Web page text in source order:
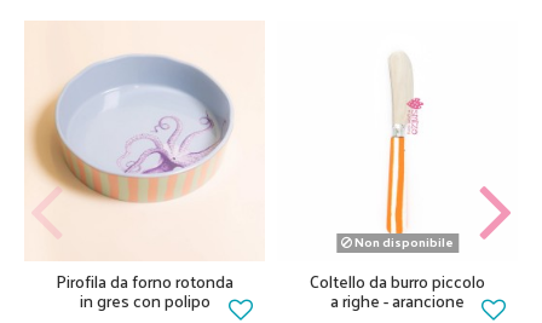
Pirofila da forno rotonda
in gres con polipo
Non disponibile
Coltello da burro piccolo
a righe - arancione